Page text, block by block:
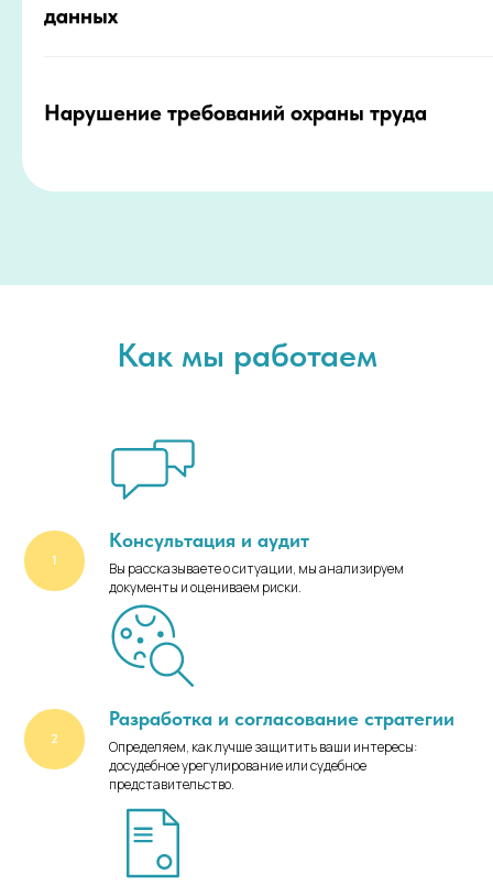
данных
Нарушение требований охраны труда
Как мы работаем
Консультация и аудит
Вы рассказываете о ситуации, мы анализируем
документы и оцениваем риски.
Разработка и согласование стратегии
Определяем, как лучше защитить ваши интересы:
досудебное урегулирование или судебное
представительство.